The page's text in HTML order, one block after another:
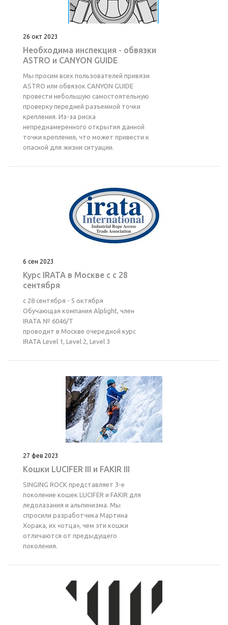
26 окт 2023
Необходима инспекция - обвязки
ASTRO и CANYON GUIDE
Мы просим всех пользователей привязи
ASTRO или обвязок CANYON GUIDE
провести небольшую самостоятельную
проверку передней разъемной точки
крепления. Из-за риска
непреднамеренного открытия данной
точки крепления, что может привести к
опасной для жизни ситуации.
6 сен 2023
Курс IRATA в Москве с с 28
сентября
с 28 cентября - 5 октября
Обучающая компания Alplight, член
IRATA № 6046/Т
проводит в Москве очередной курс
IRATA Level 1, Level 2, Level 3
27 фев 2023
Кошки LUCIFER III и FAKIR III
SINGING ROCK представляет 3-е
поколение кошек LUCIFER и FAKIR для
ледолазания и альпинизма. Мы
спросили разработчика Мартина
Хорака, их «отца», чем эти кошки
отличаются от предыдущего
поколения.